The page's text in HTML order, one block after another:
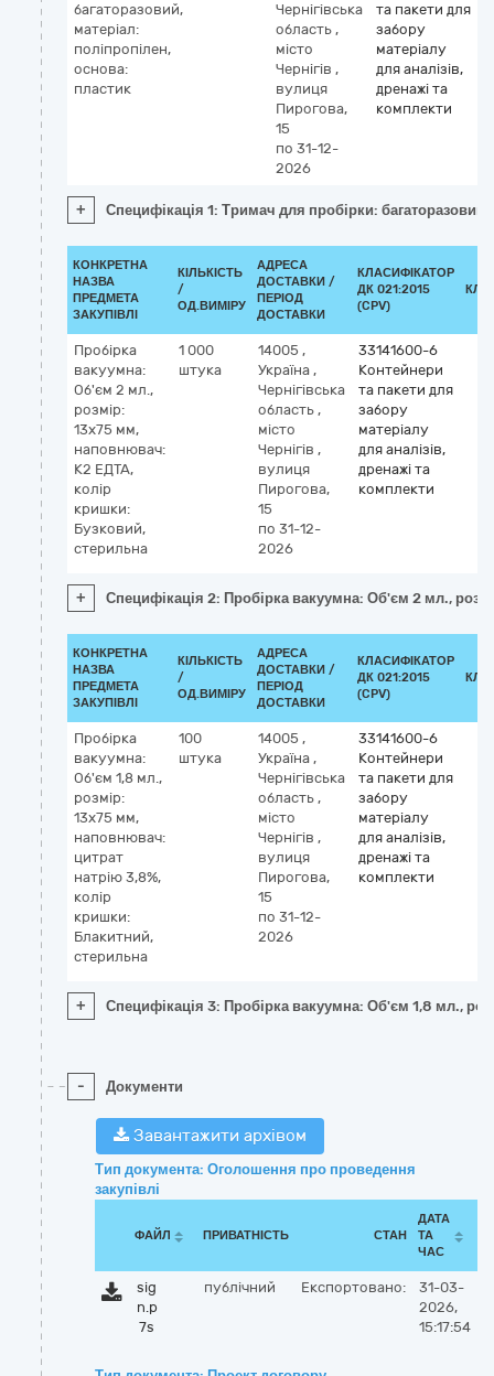
багаторазовий,
матеріал:
поліпропілен,
основа:
пластик
Чернігівська
область ,
місто
Чернігів ,
вулиця
Пирогова,
15
по 31-12-
2026
та пакети для
забору
матеріалу
для аналізів,
дренажі та
комплекти
+ Специфікація 1: Тримач для пробірки:
КОНКРЕТНА
НАЗВА
ПРЕДМЕТА
ЗАКУПІВЛІ
КІЛЬКІСТЬ
/
ОД.ВИМІРУ
АДРЕСА
ДОСТАВКИ /
ПЕРІОД
ДОСТАВКИ
КЛАСИФІКАТОР
ДК 021:2015
(CPV)
Пробірка
вакуумна:
Об'єм 2 мл.,
розмір:
13х75 мм,
наповнювач:
К2 ЕДТА,
колір
кришки:
Бузковий,
стерильна
1 000
штука
14005 ,
Україна ,
Чернігівська
область ,
місто
Чернігів ,
вулиця
Пирогова,
15
по 31-12-
2026
33141600-6
Контейнери
та пакети для
забору
матеріалу
для аналізів,
дренажі та
комплекти
+ Специфікація 2: Пробірка вакуумна: Об'єм 2 мл.,
КОНКРЕТНА
НАЗВА
ПРЕДМЕТА
ЗАКУПІВЛІ
КІЛЬКІСТЬ
/
ОД.ВИМІРУ
АДРЕСА
ДОСТАВКИ /
ПЕРІОД
ДОСТАВКИ
КЛАСИФІКАТОР
ДК 021:2015
(CPV)
Пробірка
вакуумна:
Об'єм 1,8 мл.,
розмір:
13х75 мм,
наповнювач:
цитрат
натрію 3,8%,
колір
кришки:
Блакитний,
стерильна
100
штука
14005 ,
Україна ,
Чернігівська
область ,
місто
Чернігів ,
вулиця
Пирогова,
15
по 31-12-
2026
33141600-6
Контейнери
та пакети для
забору
матеріалу
для аналізів,
дренажі та
комплекти
+ Специфікація 3: Пробірка вакуумна: Об'єм 1,8 мл.,
- Документи
Завантажити архівом
Тип документа: Оголошення про проведення
закупівлі
ФАЙЛ ПРИВАТНІСТЬ СТАН
ДАТА
ТА
ЧАС
sig
n.p
7s
публічний Експортовано:
31-03-
2026,
15:17:54